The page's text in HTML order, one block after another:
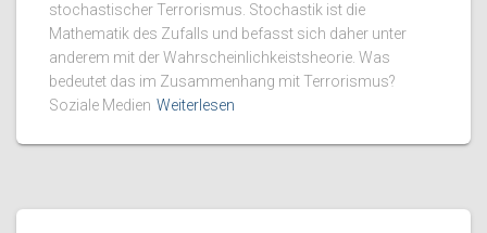
stochastischer Terrorismus. Stochastik ist die
Mathematik des Zufalls und befasst sich daher unter
anderem mit der Wahrscheinlichkeistsheorie. Was
bedeutet das im Zusammenhang mit Terrorismus?
Soziale Medien Weiterlesen